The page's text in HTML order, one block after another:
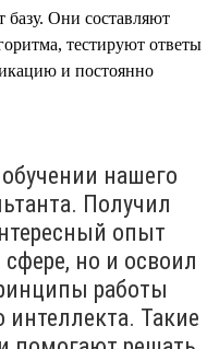
базу. Они составляют
тестируют ответы
и постоянно
нашего
Получил
опыт
но и освоил
работы
интеллекта. Такие